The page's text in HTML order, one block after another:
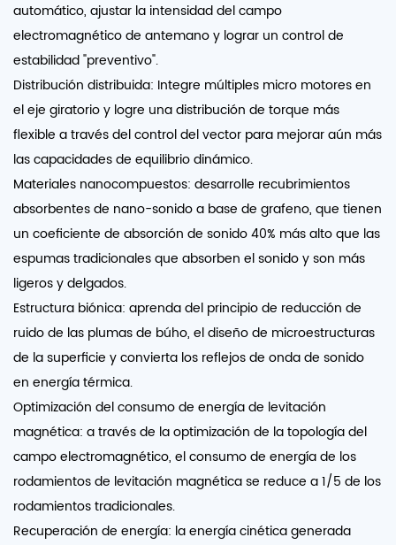
automático, ajustar la intensidad del campo
electromagnético de antemano y lograr un control de
estabilidad "preventivo".
Distribución distribuida: Integre múltiples micro motores en
el eje giratorio y logre una distribución de torque más
flexible a través del control del vector para mejorar aún más
las capacidades de equilibrio dinámico.
Materiales nanocompuestos: desarrolle recubrimientos
absorbentes de nano-sonido a base de grafeno, que tienen
un coeficiente de absorción de sonido 40% más alto que las
espumas tradicionales que absorben el sonido y son más
ligeros y delgados.
Estructura biónica: aprenda del principio de reducción de
ruido de las plumas de búho, el diseño de microestructuras
de la superficie y convierta los reflejos de onda de sonido
en energía térmica.
Optimización del consumo de energía de levitación
magnética: a través de la optimización de la topología del
campo electromagnético, el consumo de energía de los
rodamientos de levitación magnética se reduce a 1/5 de los
rodamientos tradicionales.
Recuperación de energía: la energía cinética generada